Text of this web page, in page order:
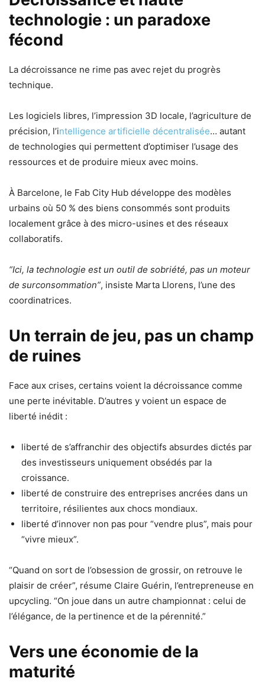
technologie : un paradoxe
fécond
La décroissance ne rime pas avec rejet du progrès
technique.
Les logiciels libres, l’impression 3D locale, l’agriculture de
précision, l’intelligence artificielle décentralisée… autant
de technologies qui permettent d’optimiser l’usage des
ressources et de produire mieux avec moins.
À Barcelone, le Fab City Hub développe des modèles
urbains où 50 % des biens consommés sont produits
localement grâce à des micro-usines et des réseaux
collaboratifs.
“Ici, la technologie est un outil de sobriété, pas un moteur
de surconsommation”, insiste Marta Llorens, l’une des
coordinatrices.
Un terrain de jeu, pas un champ
de ruines
Face aux crises, certains voient la décroissance comme
une perte inévitable. D’autres y voient un espace de
liberté inédit :
liberté de s’affranchir des objectifs absurdes dictés par
des investisseurs uniquement obsédés par la
croissance.
liberté de construire des entreprises ancrées dans un
territoire, résilientes aux chocs mondiaux.
liberté d’innover non pas pour “vendre plus”, mais pour
“vivre mieux”.
“Quand on sort de l’obsession de grossir, on retrouve le
plaisir de créer”, résume Claire Guérin, l’entrepreneuse en
upcycling. “On joue dans un autre championnat : celui de
l’élégance, de la pertinence et de la pérennité.”
Vers une économie de la
maturité